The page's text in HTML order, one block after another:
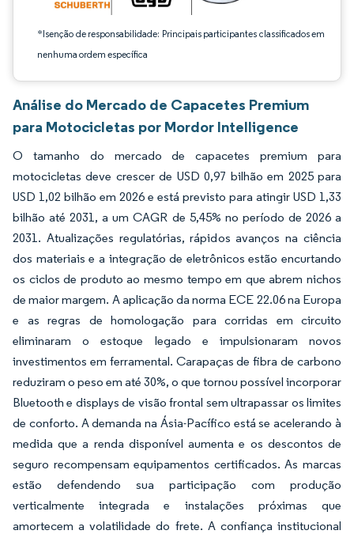
*Isenção de responsabilidade: Principais participantes classificados em
nenhuma ordem específica
Análise do Mercado de Capacetes Premium
para Motocicletas por Mordor Intelligence
O tamanho do mercado de capacetes premium para
motocicletas deve crescer de USD 0,97 bilhão em 2025 para
USD 1,02 bilhão em 2026 e está previsto para atingir USD 1,33
bilhão até 2031, a um CAGR de 5,45% no período de 2026 a
2031. Atualizações regulatórias, rápidos avanços na ciência
dos materiais e a integração de eletrônicos estão encurtando
os ciclos de produto ao mesmo tempo em que abrem nichos
de maior margem. A aplicação da norma ECE 22.06 na Europa
e as regras de homologação para corridas em circuito
eliminaram o estoque legado e impulsionaram novos
investimentos em ferramental. Carapaças de fibra de carbono
reduziram o peso em até 30%, o que tornou possível incorporar
Bluetooth e displays de visão frontal sem ultrapassar os limites
de conforto. A demanda na Ásia-Pacífico está se acelerando à
medida que a renda disponível aumenta e os descontos de
seguro recompensam equipamentos certificados. As marcas
estão defendendo sua participação com produção
verticalmente integrada e instalações próximas que
amortecem a volatilidade do frete. A confiança institucional